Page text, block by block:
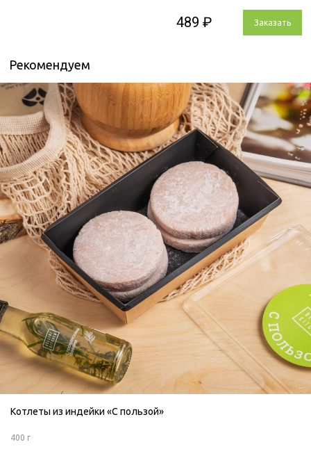
489 ₽ Заказать
Рекомендуем
Котлеты из индейки «С пользой»
400 г